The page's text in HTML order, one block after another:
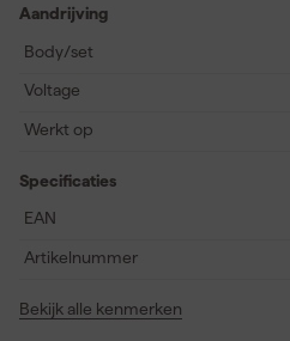
moduskeuzekaart die je de bladen
vastzetten. Met meer dan 1000
krijg je ultiem gebruiksgemak
het flexibele accusysteem dat
Aandrijving
Body/set
Voltage
Werkt op
Specificaties
EAN
Artikelnummer
Bekijk alle kenmerken